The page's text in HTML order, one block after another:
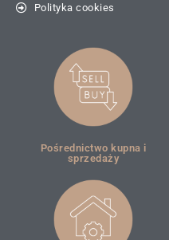
Polityka cookies
Pośrednictwo kupna i
sprzedaży